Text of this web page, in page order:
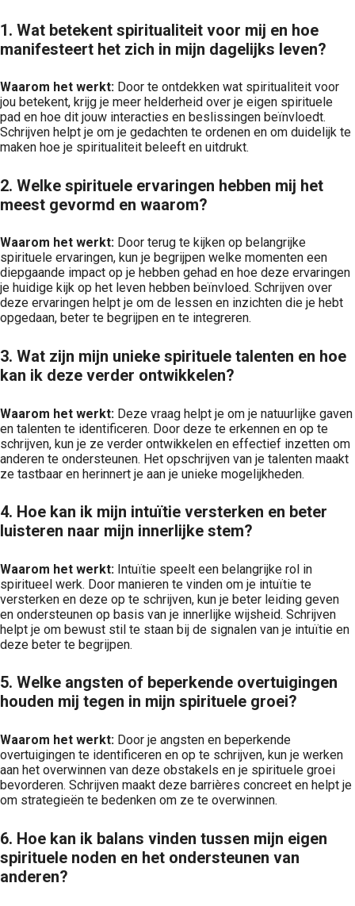
1. Wat betekent spiritualiteit voor mij en hoe
manifesteert het zich in mijn dagelijks leven?
Waarom het werkt: Door te ontdekken wat spiritualiteit voor
jou betekent, krijg je meer helderheid over je eigen spirituele
pad en hoe dit jouw interacties en beslissingen beïnvloedt.
Schrijven helpt je om je gedachten te ordenen en om duidelijk te
maken hoe je spiritualiteit beleeft en uitdrukt.
2. Welke spirituele ervaringen hebben mij het
meest gevormd en waarom?
Waarom het werkt: Door terug te kijken op belangrijke
spirituele ervaringen, kun je begrijpen welke momenten een
diepgaande impact op je hebben gehad en hoe deze ervaringen
je huidige kijk op het leven hebben beïnvloed. Schrijven over
deze ervaringen helpt je om de lessen en inzichten die je hebt
opgedaan, beter te begrijpen en te integreren.
3. Wat zijn mijn unieke spirituele talenten en hoe
kan ik deze verder ontwikkelen?
Waarom het werkt: Deze vraag helpt je om je natuurlijke gaven
en talenten te identificeren. Door deze te erkennen en op te
schrijven, kun je ze verder ontwikkelen en effectief inzetten om
anderen te ondersteunen. Het opschrijven van je talenten maakt
ze tastbaar en herinnert je aan je unieke mogelijkheden.
4. Hoe kan ik mijn intuïtie versterken en beter
luisteren naar mijn innerlijke stem?
Waarom het werkt: Intuïtie speelt een belangrijke rol in
spiritueel werk. Door manieren te vinden om je intuïtie te
versterken en deze op te schrijven, kun je beter leiding geven
en ondersteunen op basis van je innerlijke wijsheid. Schrijven
helpt je om bewust stil te staan bij de signalen van je intuïtie en
deze beter te begrijpen.
5. Welke angsten of beperkende overtuigingen
houden mij tegen in mijn spirituele groei?
Waarom het werkt: Door je angsten en beperkende
overtuigingen te identificeren en op te schrijven, kun je werken
aan het overwinnen van deze obstakels en je spirituele groei
bevorderen. Schrijven maakt deze barrières concreet en helpt je
om strategieën te bedenken om ze te overwinnen.
6. Hoe kan ik balans vinden tussen mijn eigen
spirituele noden en het ondersteunen van
anderen?